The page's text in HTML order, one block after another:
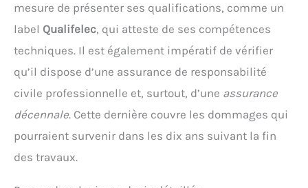
mesure de présenter ses qualifications, comme un
label Qualifelec, qui atteste de ses compétences
techniques. Il est également impératif de vérifier
qu’il dispose d’une assurance de responsabilité
civile professionnelle et, surtout, d’une assurance
décennale. Cette dernière couvre les dommages qui
pourraient survenir dans les dix ans suivant la fin
des travaux.